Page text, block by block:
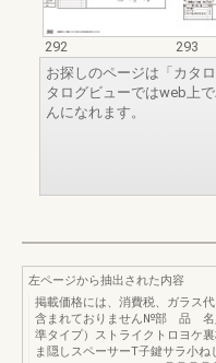
292
293
お探しのページは「カタ
タログビューではweb上
んになれます。
左ページから抽出された内容
掲載価格には、消費税、ガラス
含まれておりません№部 品 名
準タイプ）ストライクトロヨケ
ま隠しスペーサーT子鍵サラ小ね